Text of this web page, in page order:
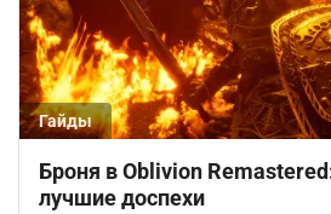
Гайды
Броня в Oblivion
лучшие доспехи